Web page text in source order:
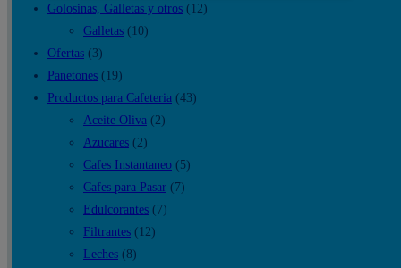
Golosinas, Galletas y otros (12)
Galletas (10)
Ofertas (3)
Panetones (19)
Productos para Cafeteria (43)
Aceite Oliva (2)
Azucares (2)
Cafes Instantaneo (5)
Cafes para Pasar (7)
Edulcorantes (7)
Filtrantes (12)
Leches (8)